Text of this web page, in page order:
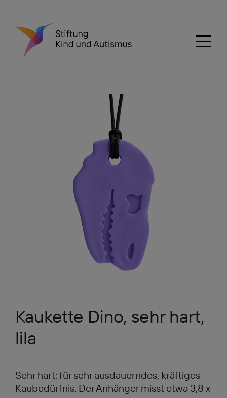
Kaukette Dino, sehr hart,
lila
Sehr hart: für sehr ausdauerndes, kräftiges
Kaubedürfnis. Der Anhänger misst etwa 3,8 x